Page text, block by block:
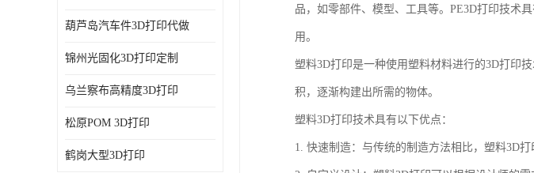
葫芦岛汽车件3D打印代做
锦州光固化3D打印定制
乌兰察布高精度3D打印
松原POM 3D打印
鹤岗大型3D打印
品，如零部件、模型、工具等。PE3D打印技术
用。
塑料3D打印是一种使用塑料材料进行的3D打印
积，逐渐构建出所需的物体。
塑料3D打印技术具有以下优点：
1. 快速制造：与传统的制造方法相比，塑料3D